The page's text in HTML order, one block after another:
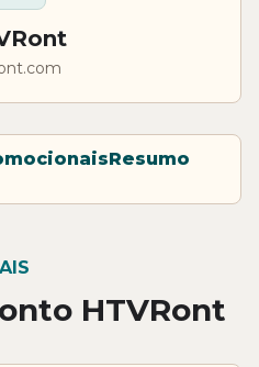
Resumo
HTVRont